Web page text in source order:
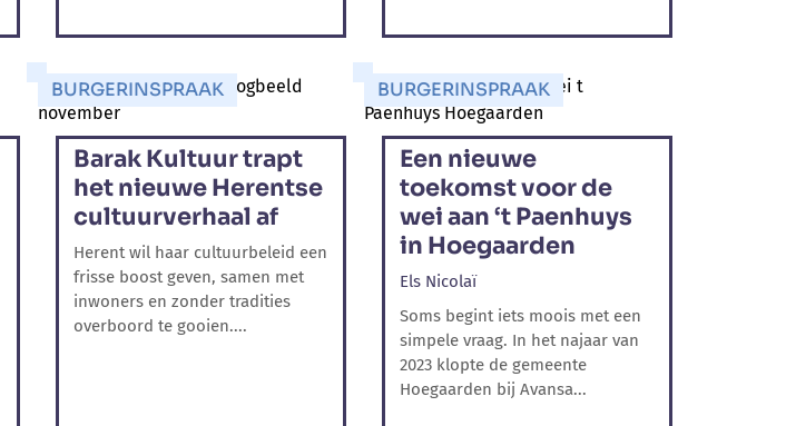
BURGERINSPRAAK
Barak Kultuur trapt
het nieuwe Herentse
cultuurverhaal af
Herent wil haar cultuurbeleid een
frisse boost geven, samen met
inwoners en zonder tradities
overboord te gooien....
BURGERINSPRAAK
Een nieuwe
toekomst voor de
wei aan ‘t Paenhuys
in Hoegaarden
Els Nicolaï
Soms begint iets moois met een
simpele vraag. In het najaar van
2023 klopte de gemeente
Hoegaarden bij Avansa...